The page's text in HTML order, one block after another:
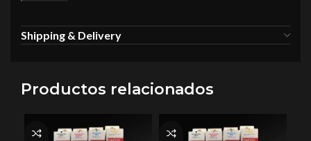
Shipping & Delivery
Productos relacionados